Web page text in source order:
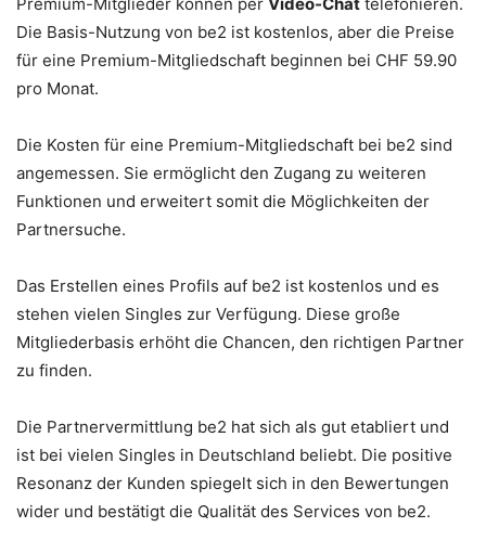
Die Basis-Nutzung von be2 ist kostenlos, aber die Preise
für eine Premium-Mitgliedschaft beginnen bei CHF 59.90
pro Monat.
Die Kosten für eine Premium-Mitgliedschaft bei be2 sind
angemessen. Sie ermöglicht den Zugang zu weiteren
Funktionen und erweitert somit die Möglichkeiten der
Partnersuche.
Das Erstellen eines Profils auf be2 ist kostenlos und es
stehen vielen Singles zur Verfügung. Diese große
Mitgliederbasis erhöht die Chancen, den richtigen Partner
zu finden.
Die Partnervermittlung be2 hat sich als gut etabliert und
ist bei vielen Singles in Deutschland beliebt. Die positive
Resonanz der Kunden spiegelt sich in den Bewertungen
wider und bestätigt die Qualität des Services von be2.